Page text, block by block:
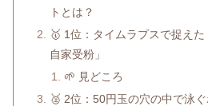
トとは？
🥇 1位：タイムラプスで捉え
自家受粉」
🌱 見どころ
🥈 2位：50円玉の穴の中で泳